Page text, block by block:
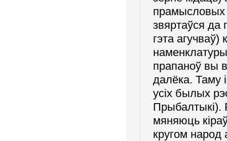
прамысловых
звяртаўся да
гэта
прапаноў вы
далёка. Таму
усіх былых
Прыбалтыкі).
мяняюць
кругом